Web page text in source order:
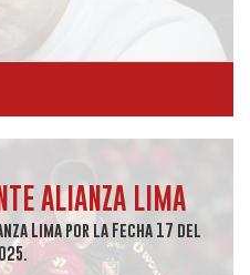
ALIANZA LIMA
Lima por la Fecha 17 del